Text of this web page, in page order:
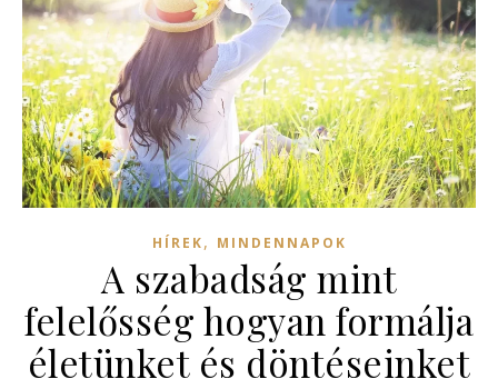
HÍREK, MINDENNAPOK
A szabadság mint
felelősség hogyan formálja
életünket és döntéseinket